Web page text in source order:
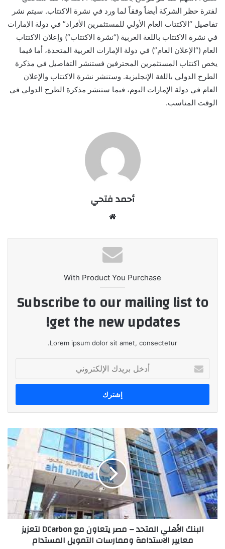
لفترة حظر الشركة أيضاً وفقاً لما ورد في نشرة الاكتتاب. سيتم نشر
تفاصيل “الاكتتاب العام الأولي للمستثمرين الأفراد” في دولة الإمارات
في نشرة الاكتتاب باللغة العربية (“نشرة الاكتتاب“) وإعلان الاكتتاب
العام (“الإعلان العام”) في دولة الإمارات العربية المتحدة، أما فيما
يخص اكتتاب المستثمرين المحترفين فستنشر التفاصيل في مذكرة
الطرح الدولي باللغة الإنجليزية. وستنشر نشرة الاكتتاب والإعلان
العام في دولة الإمارات اليوم، فيما ستنشر مذكرة الطرح الدولي في
الوقت المناسب.
أحمد فتحي
With Product You Purchase
Subscribe to our mailing list to
get the new updates!
Lorem ipsum dolor sit amet, consectetur.
بريدك
الإلكتروني
البنك
الأهلي
المتحد
–
مصر
يتعاون
مع
DCarbon
لتعزيز
معايير
الاستدامة
البنك الأهلي المتحد – مصر يتعاون مع DCarbon لتعزيز
معايير الاستدامة وممارسات التمويل المستدام